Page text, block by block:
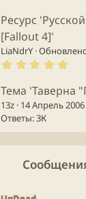
0
ё
Ресурс
[Fallout 4]'
LiaNdrY
5
0
з
в
з
Тема 'Таверна
13z 14 Апрель 2006
Ответы: 3К